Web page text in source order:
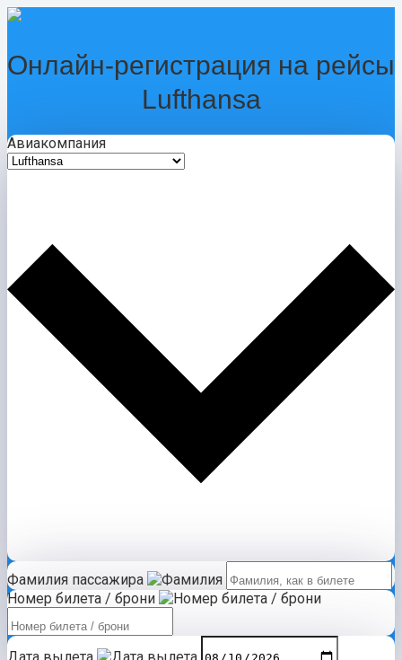
Перейти
Онлайн-регистрация на рейсы
Lufthansa
Авиакомпания
Фамилия пассажира
Номер билета / брони
Дата вылета